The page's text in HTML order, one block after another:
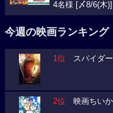
4名様 [〆8/6(木)]
今週の映画ランキング
1位 スパイダー
2位 映画ちいか